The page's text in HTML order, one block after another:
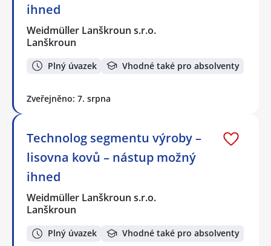
ihned
Weidmüller Lanškroun s.r.o.
Lanškroun
Plný úvazek Vhodné také pro absolventy
Zveřejněno: 7. srpna
Technolog segmentu výroby –
lisovna kovů – nástup možný
ihned
Weidmüller Lanškroun s.r.o.
Lanškroun
Plný úvazek Vhodné také pro absolventy